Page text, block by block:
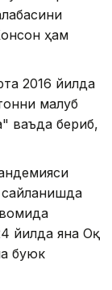
ҳам
2016 йилда
мағлуб
ваъда бериб,
сайланишда
йилда яна Оқ
буюк